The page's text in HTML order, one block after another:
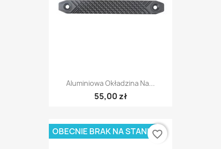
Aluminiowa Okładzina Na...
55,00 zł
OBECNIE BRAK NA STANIEfavorite_border